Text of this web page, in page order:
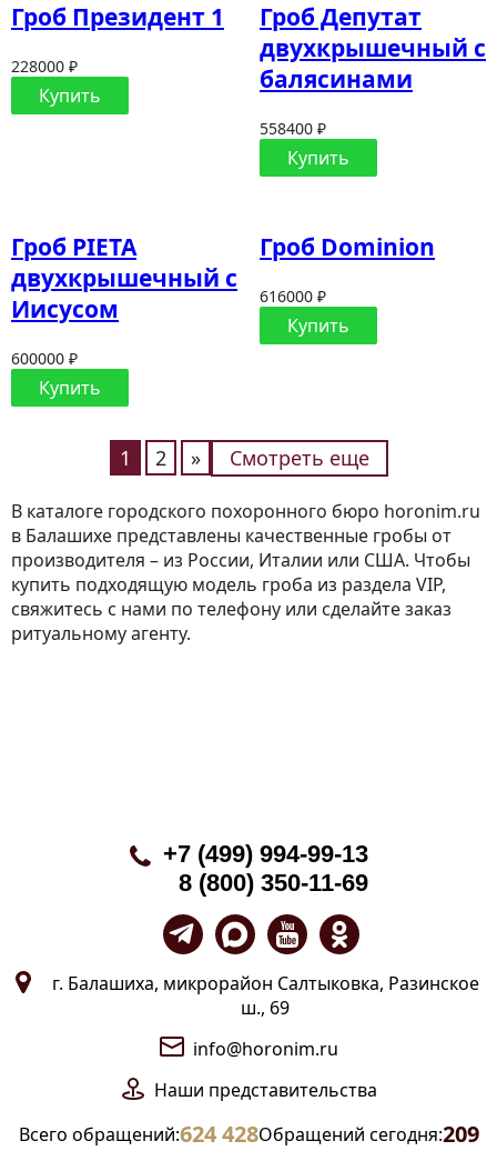
Гроб Президент 1
228000 ₽
Купить
Гроб Депутат
двухкрышечный с
балясинами
558400 ₽
Купить
Гроб PIETA
двухкрышечный с
Иисусом
600000 ₽
Купить
Гроб Dominion
616000 ₽
Купить
1 2 » Смотреть еще
В каталоге городского похоронного бюро horonim.ru
в Балашихе представлены качественные гробы от
производителя – из России, Италии или США. Чтобы
купить подходящую модель гроба из раздела VIP,
свяжитесь с нами по телефону или сделайте заказ
ритуальному агенту.
+7 (499) 994-99-13
8 (800) 350-11-69
г. Балашиха, микрорайон Салтыковка, Разинское
ш., 69
info@horonim.ru
Наши представительства
Всего обращений:624 428Обращений сегодня:209